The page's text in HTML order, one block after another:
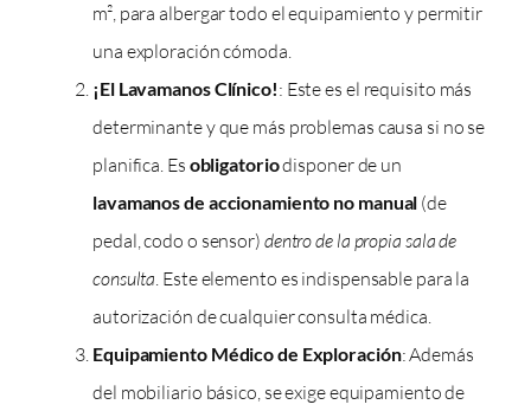
m², para albergar todo el equipamiento y permitir
una exploración cómoda.
¡El Lavamanos Clínico!: Este es el requisito más
determinante y que más problemas causa si no se
planifica. Es obligatoriodisponer de un
lavamanos de accionamiento no manual (de
pedal, codo o sensor) dentro de la propia sala de
consulta. Este elemento es indispensable para la
autorización de cualquier consulta médica.
Equipamiento Médico de Exploración: Además
del mobiliario básico, se exige equipamiento de